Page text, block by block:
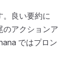
。良い要約に
のアクションア
ではプロン